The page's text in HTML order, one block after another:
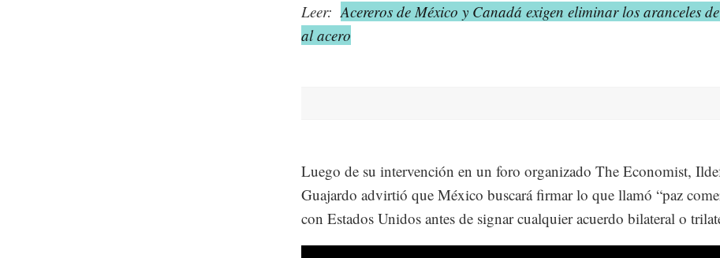
Leer: Acereros de México y Canadá exigen eliminar los aranceles
al acero
Luego de su intervención en un foro organizado The Economist,
Guajardo advirtió que México buscará firmar lo que llamó “paz
con Estados Unidos antes de signar cualquier acuerdo bilateral o